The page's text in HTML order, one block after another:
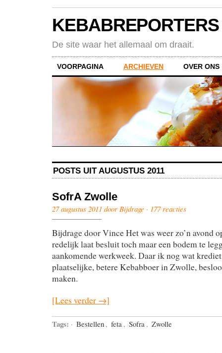
KEBABREPORTERS
De site waar het allemaal om draait.
VOORPAGINA ARCHIEVEN OVER ONS
POSTS UIT AUGUSTUS 2011
SofrA Zwolle
27 augustus 2011 door Bijdrage · 177 reacties
Bijdrage door Vince Het was weer zo’n avond
redelijk laat besluit toch maar een bodem te
aankomende werkweek. Daar ik nog wat
plaatselijke, betere Kebabboer in Zwolle,
maken.
[Lees verder →]
Tags: · Bestellen , feta , Sofra , Zwolle